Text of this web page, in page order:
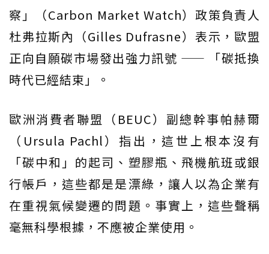
察」（Carbon Market Watch）政策負責人
杜弗拉斯內（Gilles Dufrasne）表示，歐盟
正向自願碳市場發出強力訊號 —— 「碳抵換
時代已經結束」。
歐洲消費者聯盟（BEUC）副總幹事帕赫爾
（Ursula Pachl）指出，這世上根本沒有
「碳中和」的起司、塑膠瓶、飛機航班或銀
行帳戶，這些都是是漂綠，讓人以為企業有
在重視氣候變遷的問題。事實上，這些聲稱
毫無科學根據，不應被企業使用。